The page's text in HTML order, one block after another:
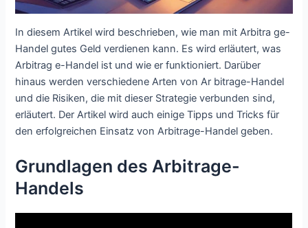
In diesem Artikel wird beschrieben, wie man mit Arbitra ge-
Handel gutes Geld verdienen kann. Es wird erläutert, was
Arbitrag e-Handel ist und wie er funktioniert. Darüber
hinaus werden verschiedene Arten von Ar bitrage-Handel
und die Risiken, die mit dieser Strategie verbunden sind,
erläutert. Der Artikel wird auch einige Tipps und Tricks für
den erfolgreichen Einsatz von Arbitrage-Handel geben.
Grundlagen des Arbitrage-
Handels